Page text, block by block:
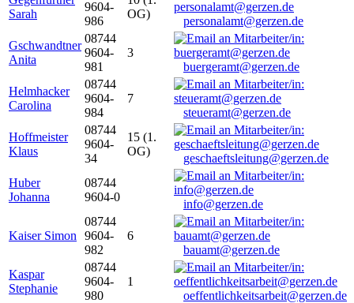
Sarah
9604-
986
OG)
personalamt@gerzen.de
Gschwandtner
Anita
08744
9604-
981
3
buergeramt@gerzen.de
Helmhacker
Carolina
08744
9604-
984
7
steueramt@gerzen.de
Hoffmeister
Klaus
08744
9604-
34
15 (1.
OG)
geschaeftsleitung@gerzen.de
Huber
Johanna
08744
9604-0
info@gerzen.de
Kaiser Simon
08744
9604-
982
6
bauamt@gerzen.de
Kaspar
Stephanie
08744
9604-
980
1
oeffentlichkeitsarbeit@gerzen.de